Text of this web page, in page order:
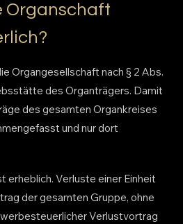
Organschaft
Organgesellschaft nach § 2 Abs.
des Organträgers. Damit
des gesamten Organkreises
und nur dort
erheblich. Verluste einer Einheit
der gesamten Gruppe, ohne
Verlustvortrag